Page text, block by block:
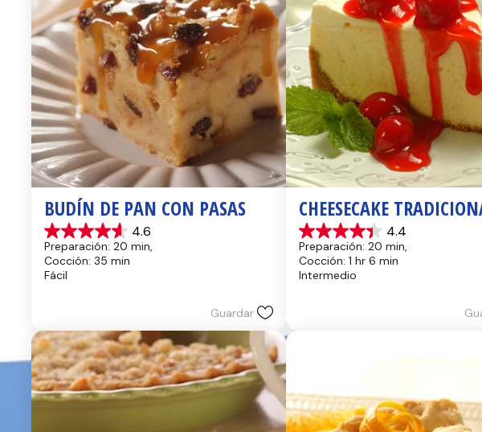
BUDÍN DE PAN CON PASAS
4.6
4.6
de
5
estrellas.
Preparación: 20 min,
Cocción: 35 min
Fácil
Guardar
CHEESECAKE
4.4
4.4
de
5
estrellas.
Preparación: 20 min,
Cocción: 1 hr 6 min
Intermedio